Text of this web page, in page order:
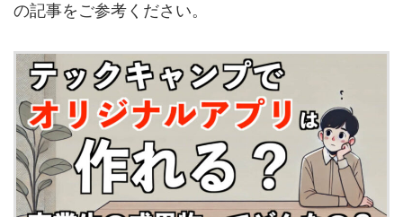
の記事をご参考ください。